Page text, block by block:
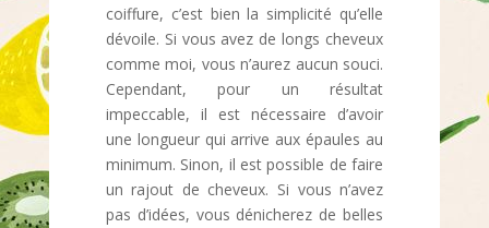
coiffure, c’est bien la simplicité qu’elle
dévoile. Si vous avez de longs cheveux
comme moi, vous n’aurez aucun souci.
Cependant, pour un résultat
impeccable, il est nécessaire d’avoir
une longueur qui arrive aux épaules au
minimum. Sinon, il est possible de faire
un rajout de cheveux. Si vous n’avez
pas d’idées, vous dénicherez de belles